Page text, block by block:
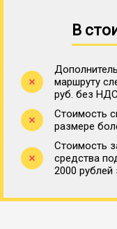
В
маршруту
руб. без
Стоимость
размере
Стоимость
средства
2000